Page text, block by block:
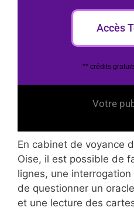
Accès
** crédits
Votre
En cabinet de voyance
Oise, il est possible de
lignes, une interrogation
de questionner un
et une lecture des